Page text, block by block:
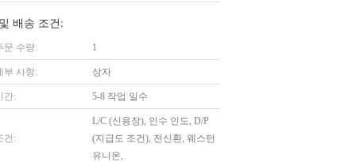
배송 조건:
문 수량: 1
부 사항: 상자
간: 5-8 작업 일수
건:
L/C (신용장), 인수 인도, D/P
(지급도 조건), 전신환, 웨스턴
유니온,